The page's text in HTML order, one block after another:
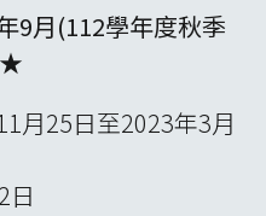
9月(112學年度秋季
★
月25日至2023年3月
日